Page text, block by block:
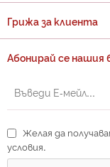
Грижа за клиента
Абонирай се нашия
Желая да
условия.